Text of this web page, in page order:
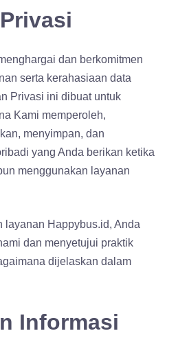
dan berkomitmen
serta kerahasiaan data
Privasi ini dibuat untuk
Kami memperoleh,
menyimpan, dan
yang Anda berikan ketika
menggunakan layanan
layanan Happybus.id, Anda
dan menyetujui praktik
dijelaskan dalam
Informasi